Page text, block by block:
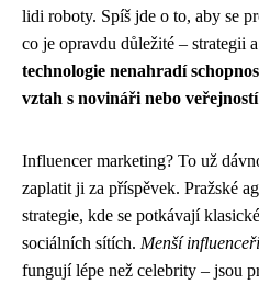
lidi roboty. Spíš jde o to, aby se
co je opravdu důležité – strategii
technologie nenahradí
vztah s novináři nebo veřejností
Influencer marketing? To už
zaplatit ji za příspěvek. Pražské
strategie, kde se potkávají
sociálních sítích. Menší
fungují lépe než celebrity – jsou